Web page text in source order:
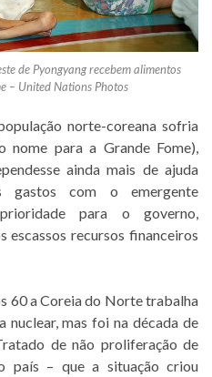
de Pyongyang recebem alimentos
– United Nations Photos
norte-coreana sofria
para a Grande Fome),
ainda mais de ajuda
gastos com o emergente
para o governo,
escassos recursos financeiros
60 a Coreia do Norte trabalha
nuclear, mas foi na década de
de não proliferação de
país – que a situação criou